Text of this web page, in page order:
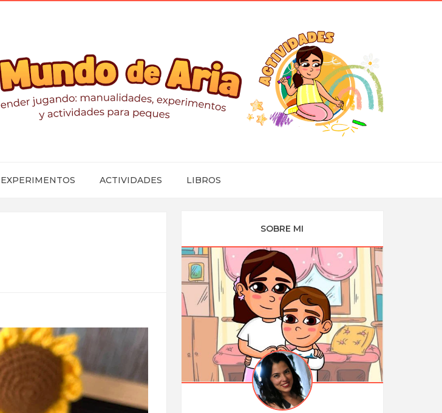
EXPERIMENTOS ACTIVIDADES LIBROS
SOBRE MI